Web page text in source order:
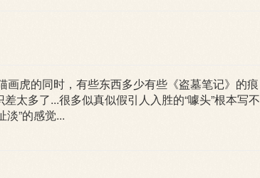
虎的同时，有些东西多少有些《盗墓笔记》的痕
太多了...很多似真似假引人入胜的“噱头”根本写不
淡”的感觉...